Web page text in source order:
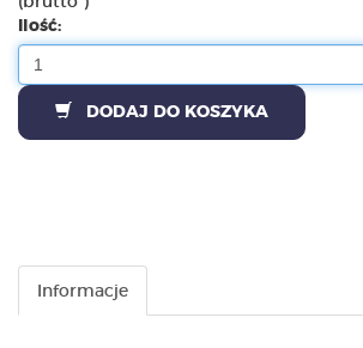
Ilość:
DODAJ DO KOSZYKA
Informacje